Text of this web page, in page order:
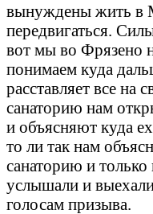
вынуждены жить в
передвигаться.
вот мы во Фрязено
понимаем куда
расставляет все на
санаторию нам
и объясняют куда
то ли так нам
санаторию и
услышали и
голосам призыва.